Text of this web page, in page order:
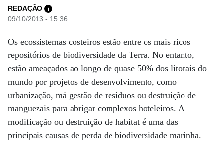
REDAÇÃO i
09/10/2013 - 15:36
Os ecossistemas costeiros estão entre os mais ricos
repositórios de biodiversidade da Terra. No entanto,
estão ameaçados ao longo de quase 50% dos litorais do
mundo por projetos de desenvolvimento, como
urbanização, má gestão de resíduos ou destruição de
manguezais para abrigar complexos hoteleiros. A
modificação ou destruição de habitat é uma das
principais causas de perda de biodiversidade marinha.